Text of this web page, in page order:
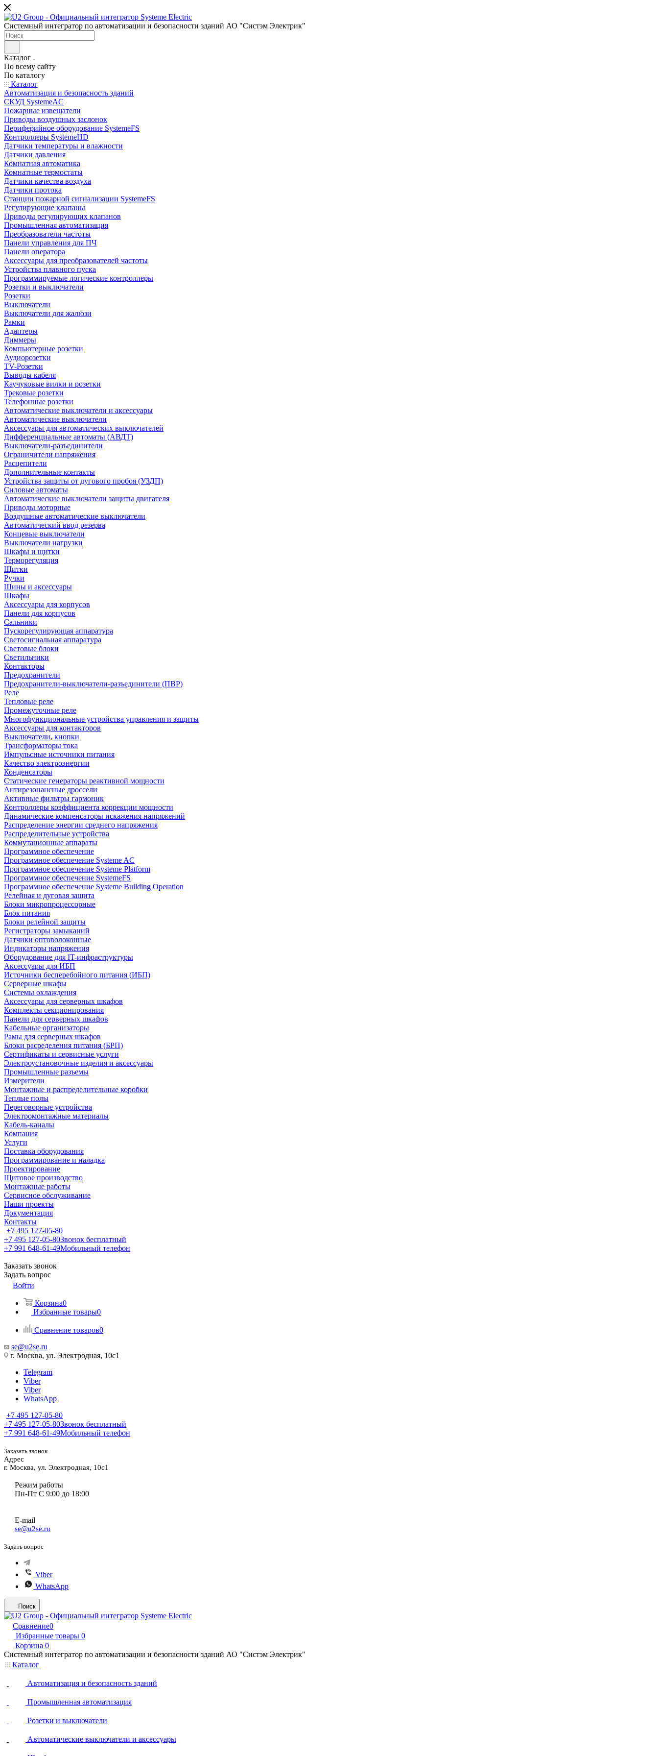
Системный интегратор по автоматизации и безопасности зданий АО "Систэм Электрик"
Каталог
По всему сайту
По каталогу
Каталог
Автоматизация и безопасность зданий
СКУД SystemeAC
Пожарные извещатели
Приводы воздушных заслонок
Периферийное оборудование SystemeFS
Контроллеры SystemeHD
Датчики температуры и влажности
Датчики давления
Комнатная автоматика
Комнатные термостаты
Датчики качества воздуха
Датчики протока
Станции пожарной сигнализации SystemeFS
Регулирующие клапаны
Приводы регулирующих клапанов
Промышленная автоматизация
Преобразователи частоты
Панели управления для ПЧ
Панели оператора
Аксессуары для преобразователей частоты
Устройства плавного пуска
Программируемые логические контроллеры
Розетки и выключатели
Розетки
Выключатели
Выключатели для жалюзи
Рамки
Адаптеры
Диммеры
Компьютерные розетки
Аудиорозетки
TV-Розетки
Выводы кабеля
Каучуковые вилки и розетки
Трековые розетки
Телефонные розетки
Автоматические выключатели и аксессуары
Автоматические выключатели
Аксессуары для автоматических выключателей
Дифференциальные автоматы (АВДТ)
Выключатели-разъединители
Ограничители напряжения
Расцепители
Дополнительные контакты
Устройства защиты от дугового пробоя (УЗДП)
Силовые автоматы
Автоматические выключатели защиты двигателя
Приводы моторные
Воздушные автоматические выключатели
Автоматический ввод резерва
Концевые выключатели
Выключатели нагрузки
Шкафы и щитки
Терморегуляция
Щитки
Ручки
Шины и аксессуары
Шкафы
Аксессуары для корпусов
Панели для корпусов
Сальники
Пускорегулирующая аппаратура
Светосигнальная аппаратура
Световые блоки
Светильники
Контакторы
Предохранители
Предохранители-выключатели-разъединители (ПВР)
Реле
Тепловые реле
Промежуточные реле
Многофункциональные устройства управления и защиты
Аксессуары для контакторов
Выключатели, кнопки
Трансформаторы тока
Импульсные источники питания
Качество электроэнергии
Конденсаторы
Статические генераторы реактивной мощности
Антирезонансные дроссели
Активные фильтры гармоник
Контроллеры коэффициента коррекции мощности
Динамические компенсаторы искажения напряжений
Распределение энергии среднего напряжения
Распределительные устройства
Коммутационные аппараты
Программное обеспечение
Программное обеспечение Systeme AC
Программное обеспечение Systeme Platform
Программное обеспечение SystemeFS
Программное обеспечение Systeme Building Operation
Релейная и дуговая защита
Блоки микропроцессорные
Блок питания
Блоки релейной защиты
Регистраторы замыканий
Датчики оптоволоконные
Индикаторы напряжения
Оборудование для IT-инфраструктуры
Аксессуары для ИБП
Источники бесперебойного питания (ИБП)
Серверные шкафы
Системы охлаждения
Аксессуары для серверных шкафов
Комплекты секционирования
Панели для серверных шкафов
Кабельные организаторы
Рамы для серверных шкафов
Блоки расределения питания (БРП)
Сертификаты и сервисные услуги
Электроустановочные изделия и аксессуары
Промышленные разъемы
Измерители
Монтажные и распределительные коробки
Теплые полы
Переговорные устройства
Электромонтажные материалы
Кабель-каналы
Компания
Услуги
Поставка оборудования
Программирование и наладка
Проектирование
Щитовое производство
Монтажные работы
Сервисное обслуживание
Наши проекты
Документация
Контакты
+7 495 127-05-80
+7 495 127-05-80Звонок бесплатный
+7 991 648-61-49Мобильный телефон
Заказать звонок
Задать вопрос
Войти
Корзина0
Избранные товары0
Сравнение товаров0
se@u2se.ru
г. Москва, ул. Электродная, 10с1
Telegram
Viber
Viber
WhatsApp
+7 495 127-05-80
+7 495 127-05-80Звонок бесплатный
+7 991 648-61-49Мобильный телефон
Заказать звонок
Адрес
г. Москва, ул. Электродная, 10с1
Режим работы
Пн-Пт С 9:00 до 18:00
E-mail
se@u2se.ru
Задать вопрос
Viber
WhatsApp
Поиск
Сравнение0
Избранные товары 0
Корзина 0
Системный интегратор по автоматизации и безопасности зданий АО "Систэм Электрик"
Каталог
Автоматизация и безопасность зданий
Промышленная автоматизация
Розетки и выключатели
Автоматические выключатели и аксессуары